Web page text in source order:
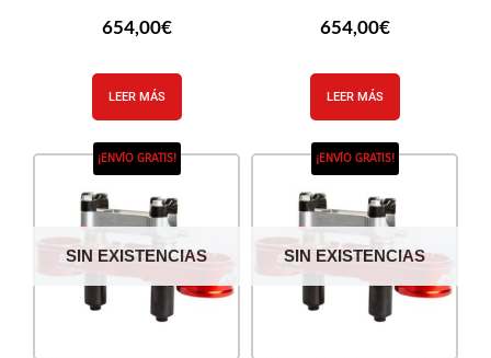
654,00€
LEER MÁS
654,00€
LEER MÁS
SIN EXISTENCIAS
¡ENVÍO GRATIS!
SIN EXISTENCIAS
¡ENVÍO GRATIS!